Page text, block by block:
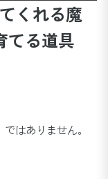
くれる魔
てる道具
はありません。